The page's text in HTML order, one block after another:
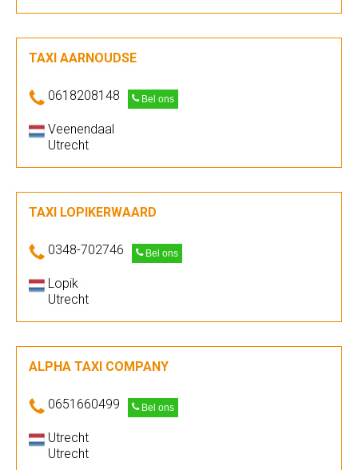
TAXI AARNOUDSE
0618208148 Bel ons
Veenendaal
Utrecht
TAXI LOPIKERWAARD
0348-702746 Bel ons
Lopik
Utrecht
ALPHA TAXI COMPANY
0651660499 Bel ons
Utrecht
Utrecht